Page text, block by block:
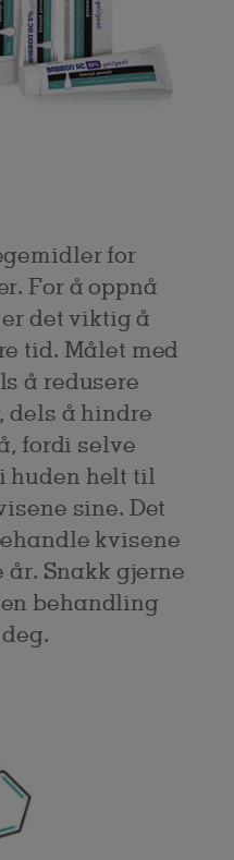
for
For å oppnå
det viktig å
tid. Målet med
å redusere
dels å hindre
fordi selve
huden helt til
sine. Det
kvisene
Snakk gjerne
behandling